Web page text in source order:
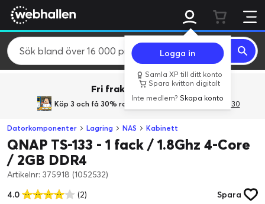
Logga in
Samla XP till ditt konto
Spara kvitton digitalt
Inte medlem?Skapa konto
Fri frakt över 800 kr.
Köp 3 och få 30% rabatt med rabattkoden 3Gives30
Datorkomponenter Lagring NAS Kabinett
QNAP TS-133 - 1 fack / 1.8Ghz 4-Core
/ 2GB DDR4
Artikelnr: 375918 (1052532)
4.0
(2) Spara